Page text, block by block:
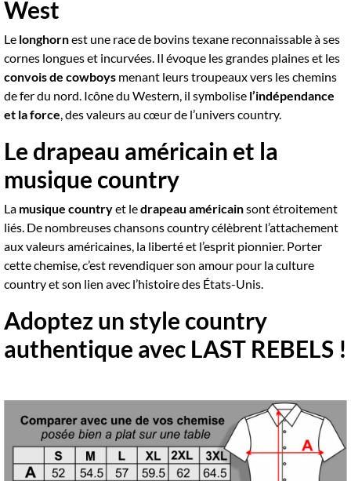
West
Le longhornest une race de bovins texane reconnaissable à ses
cornes longues et incurvées. Il évoque les grandes plaines et les
convois de cowboys menant leurs troupeaux vers les chemins
de fer du nord. Icône du Western, il symbolise l’indépendance
et la force, des valeurs au cœur de l’univers country.
Le drapeau américain et la
musique country
La musique countryet ledrapeau américainsont étroitement
liés. De nombreuses chansons country célèbrent l’attachement
aux valeurs américaines, la liberté et l’esprit pionnier. Porter
cette chemise, c’est revendiquer son amour pour la culture
country et son lien avec l’histoire des États-Unis.
Adoptez un style country
authentique avec LAST REBELS !